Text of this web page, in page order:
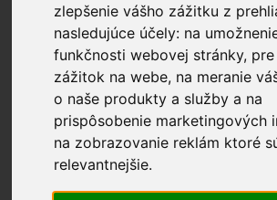
zlepšenie vášho zážitku z
nasledujúce účely: na
funkčnosti webovej stránky,
zážitok na webe, na meranie
o naše produkty a služby a na
prispôsobenie marketingových
na zobrazovanie reklám ktoré
relevantnejšie.
Zobrazených 49–72 z 89
výsledkov
S MONTÁŽOU V CENE
ANTIBAKTERIÁLNY FILTER
A++ / A+
40 - 60 M²